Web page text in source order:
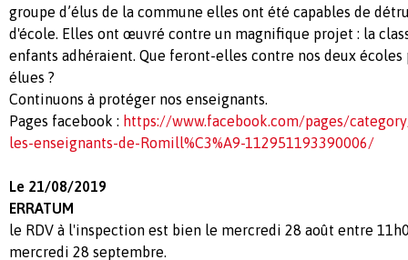
groupe d’élus de la commune elles ont été capables de
d'école. Elles ont œuvré contre un magnifique projet : la
enfants adhéraient. Que feront-elles contre nos deux
élues ?
Continuons à protéger nos enseignants.
Pages facebook : https://www.facebook.com/pages/
les-enseignants-de-Romill%C3%A9-112951193390006/
Le 21/08/2019
ERRATUM
le RDV à l'inspection est bien le mercredi 28 août entre
mercredi 28 septembre.